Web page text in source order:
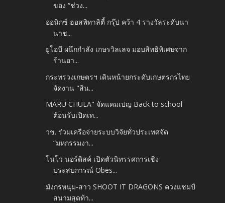
ของ “ช่วง...
ออนิกซ์ ฮอสพิทาลิตี้ กรุ๊ป คว้า 4 รางวัลระดับนา
นาช...
ยูโอบี ผนึกกำลัง เกษรวิลเลจ มอบสิทธิพิเศษจาก
ร้านอา...
กระทรวงเกษตรฯ เดินหน้ายกระดับเกษตรกรไทย
จัดงาน "สิน...
MARU CHULA" จัดแคมเปญ Back to school
ต้อนรับเปิดเท...
วช. ร่วมเครือจ่ายระบบวิจัยทั่วประเทศ​จัด
“มหกรรมงา...
โนโว นอร์ดิสค์ เปิดตัวนิทรรศการเชิง
ประสบการณ์ Obes...
มังกรหนุ่ม-สาว SHOOT IT DRAGONS ควงแชมป์
สนามสุดท้า...